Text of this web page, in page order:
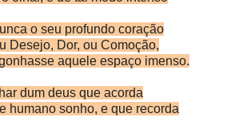
o seu profundo coração
Desejo, Dor, ou Comoção,
aquele espaço imenso.
dum deus que acorda
humano sonho, e que recorda